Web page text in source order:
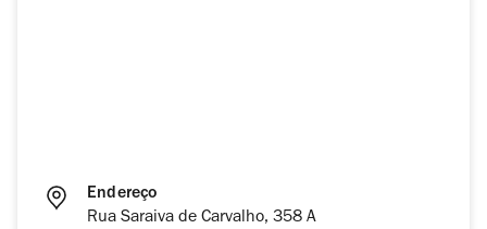
Endereço
Rua Saraiva de Carvalho, 358 A